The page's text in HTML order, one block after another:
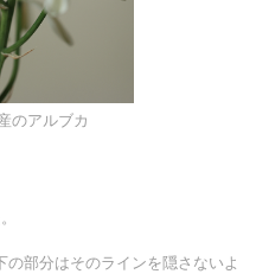
のアルブカ
部分はそのラインを隠さないよ